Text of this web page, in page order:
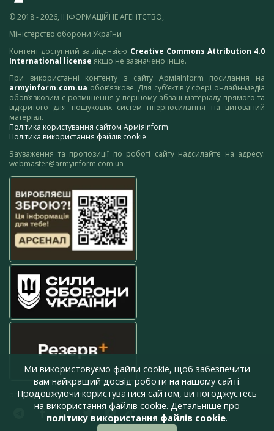
© 2018 - 2026, ІНФОРМАЦІЙНЕ АГЕНТСТВО,
Міністерство оборони України
Контент доступний за ліцензією Creative Commons Attribution 4.0
International license якщо не зазначено інше.
При використанні контенту з сайту АрміяInform посилання на
armyinform.com.ua обов’язкове. Для суб’єктів у сфері онлайн-медіа
обов’язковим є розміщення у першому абзаці матеріалу прямого та
відкритого для пошукових систем гіперпосилання на цитований
матеріал.
Політика користування сайтом АрміяInform
Політика використання файлів cookie
Зауваження та пропозиції по роботі сайту надсилайте на адресу:
webmaster@armyinform.com.ua
press@armyinform.com.ua
Ми використовуємо файли cookie, щоб забезпечити
вам найкращий досвід роботи на нашому сайті.
Продовжуючи користуватися сайтом, ви погоджуєтесь
на використання файлів cookie. Детальніше про
політику використання файлів cookie.